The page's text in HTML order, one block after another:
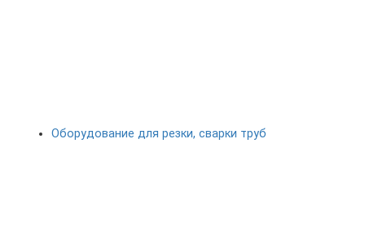
Оборудование для резки, сварки труб